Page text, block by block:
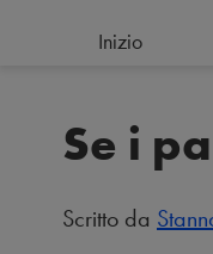
Inizio
Se i
Scritto da